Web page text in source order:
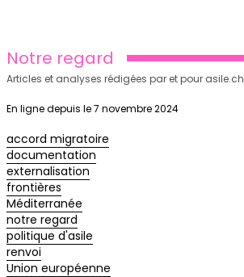
Notre regard
Articles et analyses rédigées par et pour asile.ch
En ligne depuis le 7 novembre 2024
accord migratoire
documentation
externalisation
frontières
Méditerranée
notre regard
politique d'asile
renvoi
Union européenne